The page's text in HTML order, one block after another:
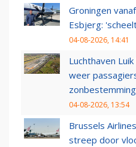
Groningen
Esbjerg:
04-08-2026, 14:41
Luchthaven
weer
04-08-2026, 13:54
Brussels
streep door